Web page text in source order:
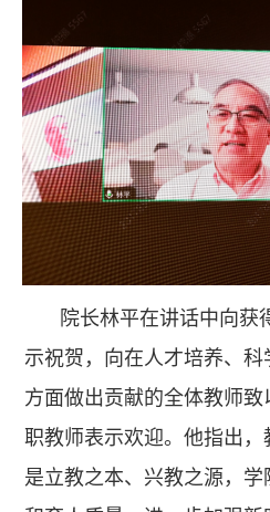
院长林平在讲话中向获
示祝贺，向在人才培养、
方面做出贡献的全体教师
职教师表示欢迎。他指出，
是立教之本、兴教之源，